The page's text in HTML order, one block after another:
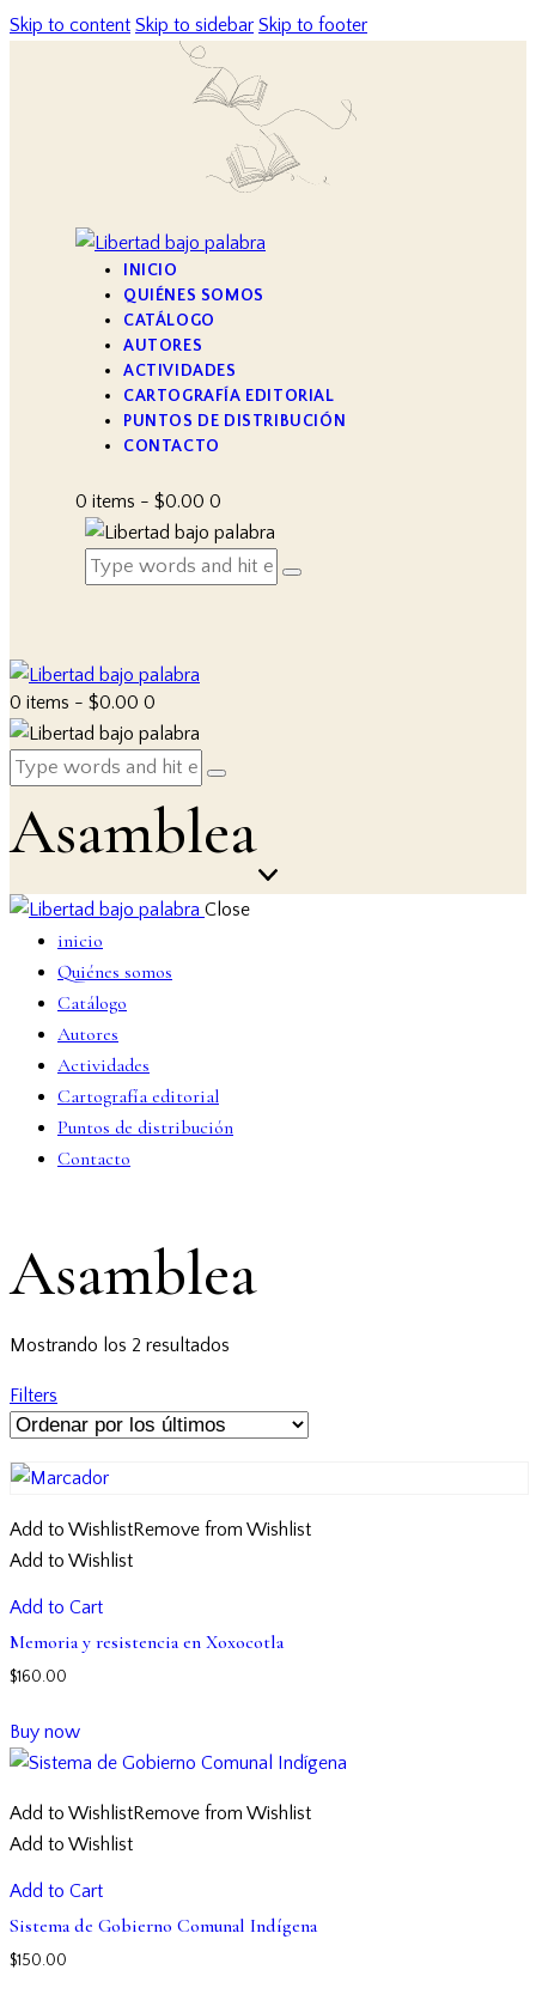
Skip to content Skip to sidebar Skip to footer
INICIO
QUIÉNES SOMOS
CATÁLOGO
AUTORES
ACTIVIDADES
CARTOGRAFÍA EDITORIAL
PUNTOS DE DISTRIBUCIÓN
CONTACTO
0 items - $0.00 0
0 items - $0.00 0
Asamblea
Close
inicio
Quiénes somos
Catálogo
Autores
Actividades
Cartografía editorial
Puntos de distribución
Contacto
new
Asamblea
Mostrando los 2 resultados
los
últimos
Filters
Add to WishlistRemove from Wishlist
Add to Wishlist
Add to Cart
Memoria y resistencia en Xoxocotla
$160.00
Buy now
Add to WishlistRemove from Wishlist
Add to Wishlist
Add to Cart
Sistema de Gobierno Comunal Indígena
$150.00